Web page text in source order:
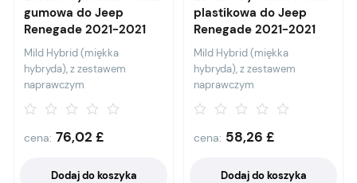
gumowa do Jeep
Renegade 2021-2021
Mild Hybrid (miękka
hybryda), z zestawem
naprawczym
cena: 76,02 £
Dodaj do koszyka
plastikowa do Jeep
Renegade 2021-2021
Mild Hybrid (miękka
hybryda), z zestawem
naprawczym
cena: 58,26 £
Dodaj do koszyka